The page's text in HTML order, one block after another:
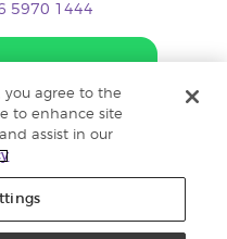
5970 1444
you agree to the
to enhance site
assist in our